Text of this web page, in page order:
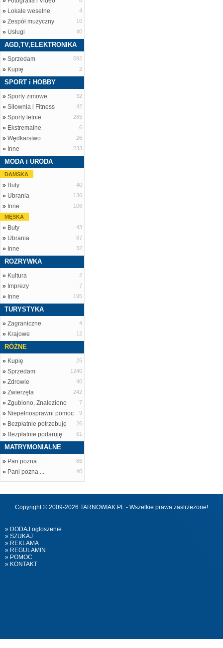
» Lokale weselne 4
» Zespół muzyczny 10
» Usługi 40
AGD,TV,ELEKTRONIKA
» Sprzedam 592
» Kupię 2
SPORT i HOBBY
» Sporty zimowe 32
» Siłownia i Fitness 42
» Sporty letnie 285
» Ekstremalne 6
» Wędkarstwo 26
» Inne 233
MODA i URODA
DAMSKA
» Buty 40
» Ubrania 136
» Inne
106
MĘSKA
» Buty 43
» Ubrania 87
» Inne 32
ROZRYWKA
» Kultura 2
» Imprezy 7
» Inne 195
TURYSTYKA
» Zagraniczne 4
» Krajowe 12
RÓŻNE
» Kupię 25
» Sprzedam 1240
» Zdrowie 40
» Zwierzęta 242
» Zgubiono, Znaleziono 7
» Niepełnosprawni pomoc 9
» Bezpłatnie potrzebuję 26
» Bezpłatnie podaruję 61
MATRYMONIALNE
» Pan pozna ... 86
» Pani pozna ... 40
Copyright © 2009-2026 TARNOWIAK.PL - Wszelkie prawa zastrzeżone!
» DODAJ ogloszenie
» SZUKAJ
» REKLAMA
» REGULAMIN
» POMOC
» KONTAKT